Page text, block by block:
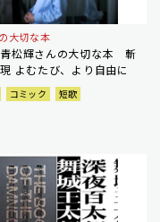
大切な本
松輝さんの大切な本 斬
よむたび、より自由に
コミック 短歌